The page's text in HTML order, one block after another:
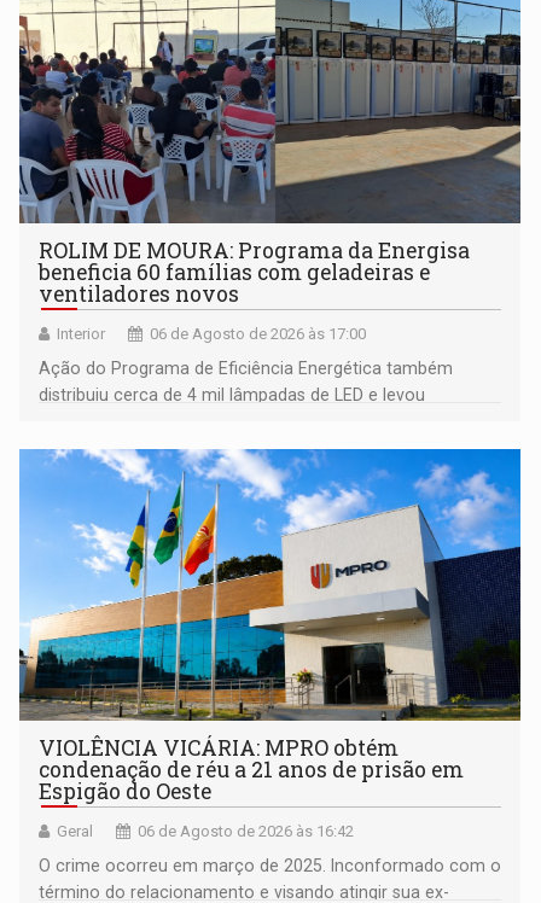
ROLIM DE MOURA: Programa da Energisa
beneficia 60 famílias com geladeiras e
ventiladores novos
Interior 06 de Agosto de 2026 às 17:00
Ação do Programa de Eficiência Energética também
distribuiu cerca de 4 mil lâmpadas de LED e levou
comunidade
VIOLÊNCIA VICÁRIA: MPRO obtém
condenação de réu a 21 anos de prisão em
Espigão do Oeste
Geral 06 de Agosto de 2026 às 16:42
O crime ocorreu em março de 2025. Inconformado com o
término do relacionamento e visando atingir sua ex-